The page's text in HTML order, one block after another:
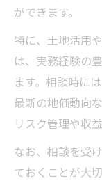
ができます。
特に、土地活用
は、実務経験の
ます。相談時に
最新の地価動向
リスク管理や収
なお、相談を受
ておくことが大